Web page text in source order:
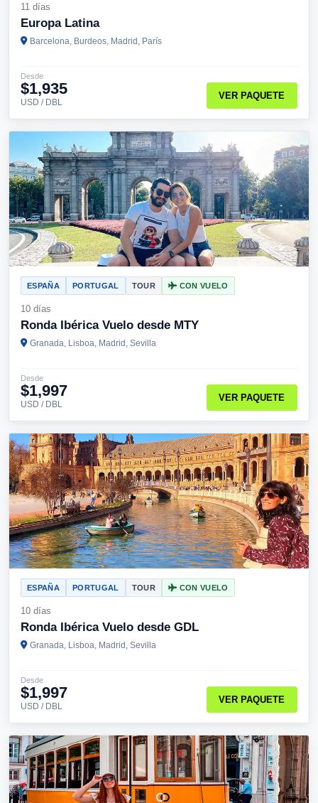
11 días
Europa Latina
Barcelona, Burdeos, Madrid, París
Desde
$1,935
USD / DBL
VER PAQUETE
ESPAÑA PORTUGAL TOUR CON VUELO
10 días
Ronda Ibérica Vuelo desde MTY
Granada, Lisboa, Madrid, Sevilla
Desde
$1,997
USD / DBL
VER PAQUETE
ESPAÑA PORTUGAL TOUR CON VUELO
10 días
Ronda Ibérica Vuelo desde GDL
Granada, Lisboa, Madrid, Sevilla
Desde
$1,997
USD / DBL
VER PAQUETE